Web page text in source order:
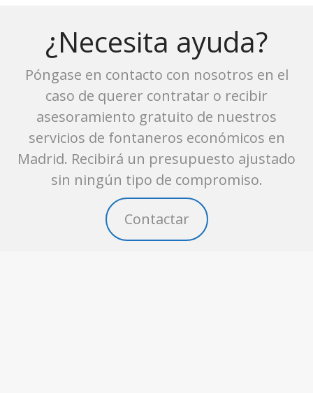
¿Necesita ayuda?
Póngase en contacto con nosotros en el
caso de querer contratar o recibir
asesoramiento gratuito de nuestros
servicios de fontaneros económicos en
Madrid. Recibirá un presupuesto ajustado
sin ningún tipo de compromiso.
Contactar